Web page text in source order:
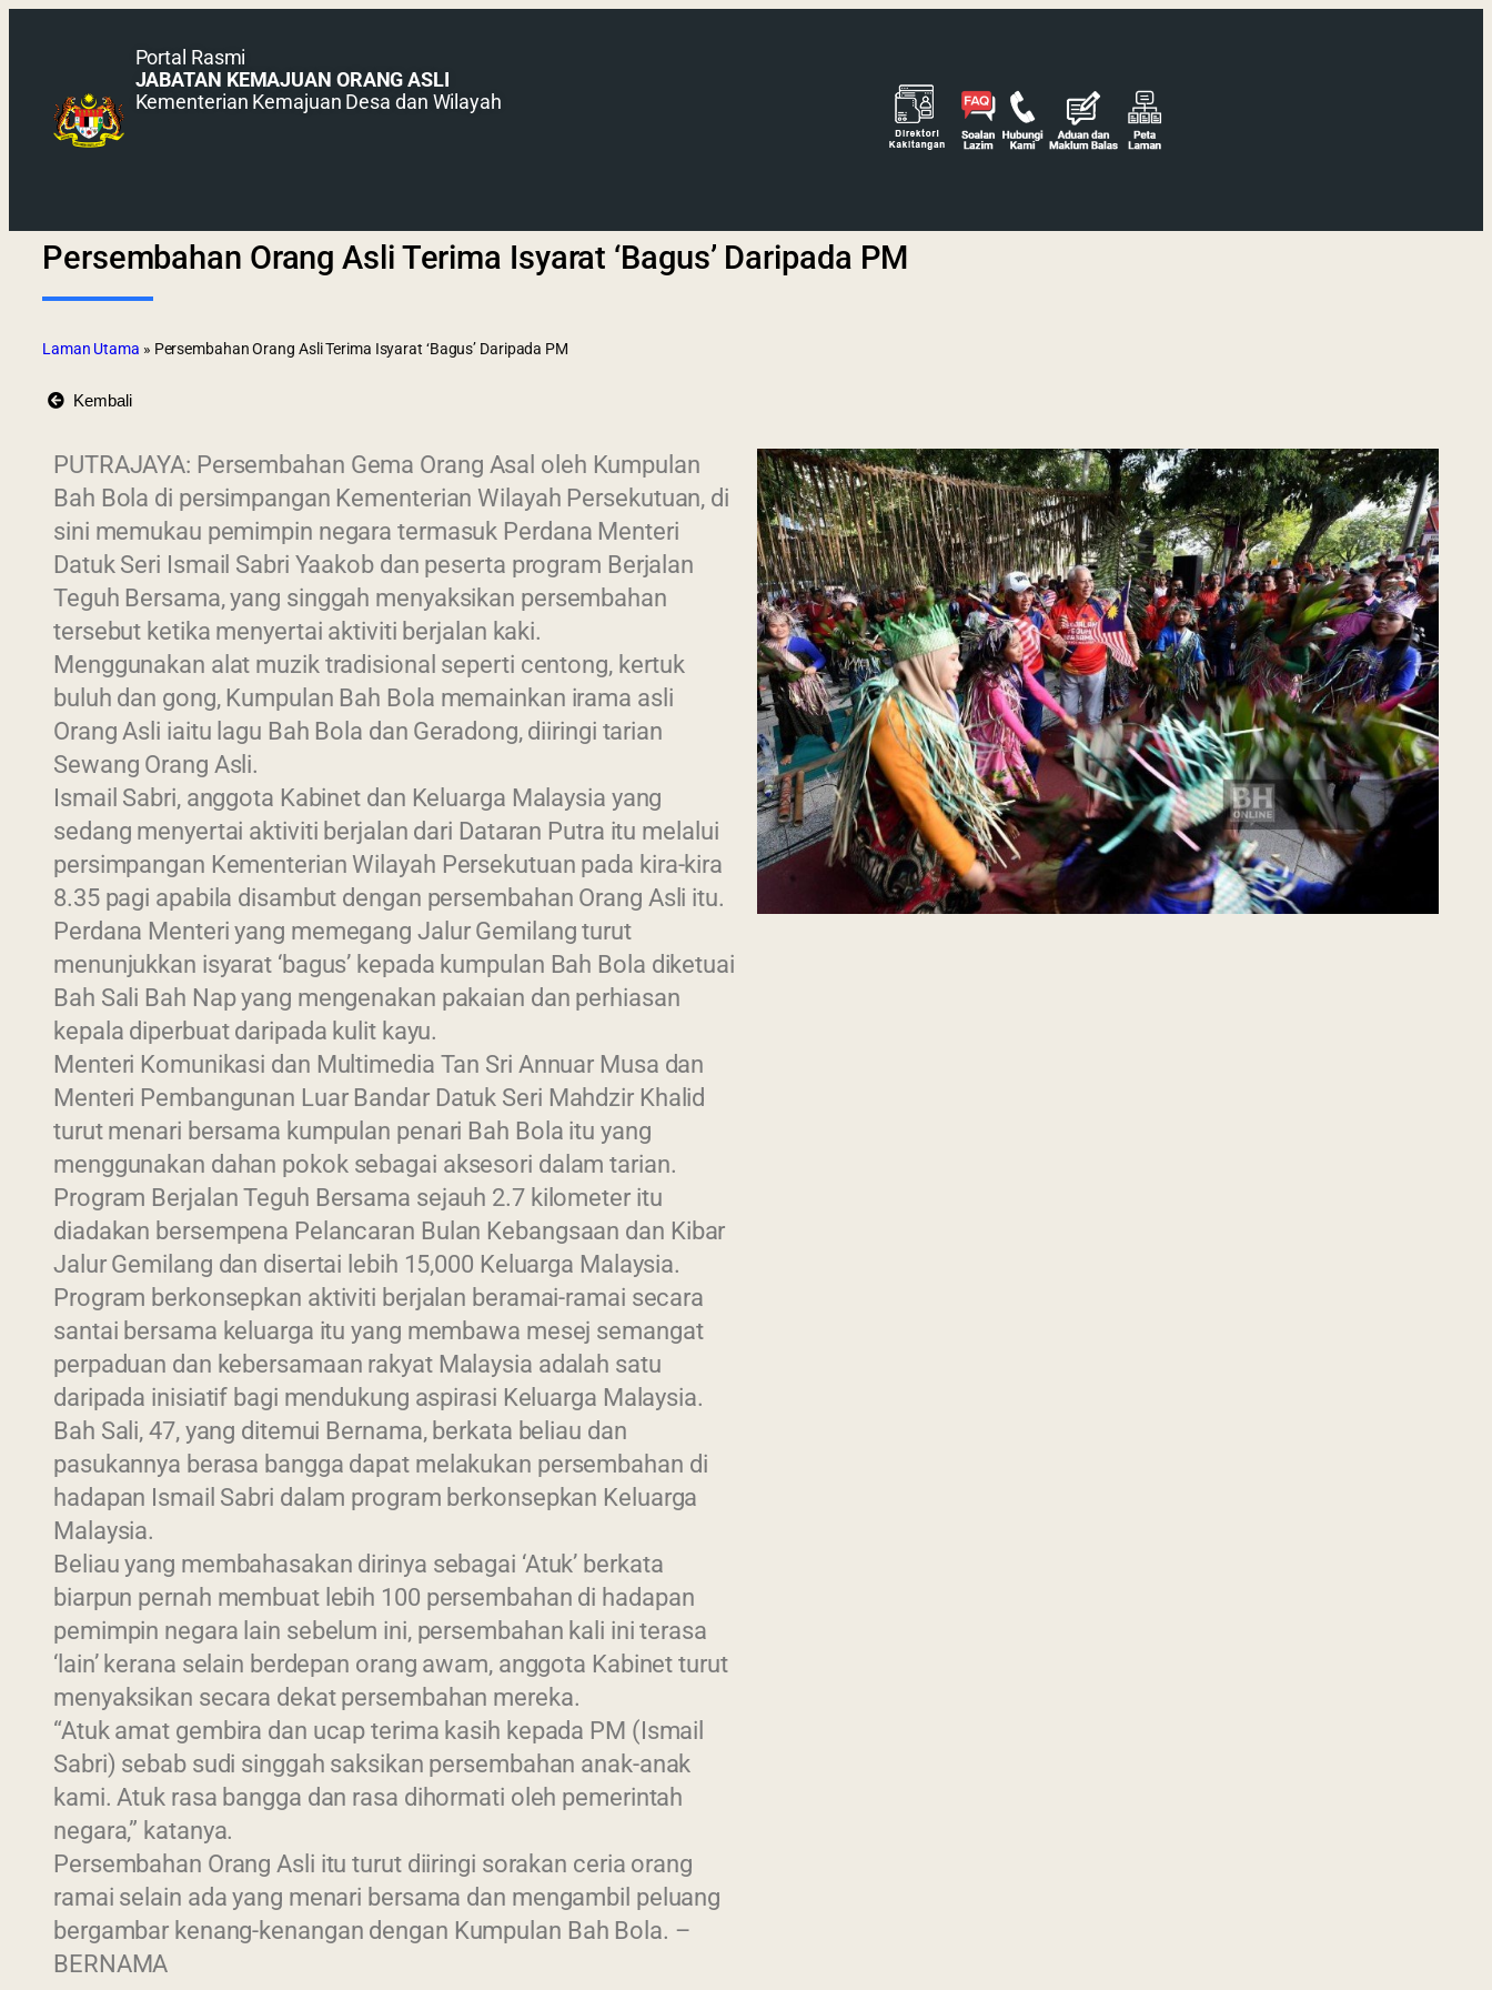
Portal Rasmi
JABATAN KEMAJUAN ORANG ASLI
Kementerian Kemajuan Desa dan Wilayah
Persembahan Orang Asli Terima Isyarat ‘Bagus’ Daripada PM
Laman Utama » Persembahan Orang Asli Terima Isyarat ‘Bagus’ Daripada PM
Kembali
PUTRAJAYA: Persembahan Gema Orang Asal oleh Kumpulan
Bah Bola di persimpangan Kementerian Wilayah Persekutuan, di
sini memukau pemimpin negara termasuk Perdana Menteri
Datuk Seri Ismail Sabri Yaakob dan peserta program Berjalan
Teguh Bersama, yang singgah menyaksikan persembahan
tersebut ketika menyertai aktiviti berjalan kaki.
Menggunakan alat muzik tradisional seperti centong, kertuk
buluh dan gong, Kumpulan Bah Bola memainkan irama asli
Orang Asli iaitu lagu Bah Bola dan Geradong, diiringi tarian
Sewang Orang Asli.
Ismail Sabri, anggota Kabinet dan Keluarga Malaysia yang
sedang menyertai aktiviti berjalan dari Dataran Putra itu melalui
persimpangan Kementerian Wilayah Persekutuan pada kira-kira
8.35 pagi apabila disambut dengan persembahan Orang Asli itu.
Perdana Menteri yang memegang Jalur Gemilang turut
menunjukkan isyarat ‘bagus’ kepada kumpulan Bah Bola diketuai
Bah Sali Bah Nap yang mengenakan pakaian dan perhiasan
kepala diperbuat daripada kulit kayu.
Menteri Komunikasi dan Multimedia Tan Sri Annuar Musa dan
Menteri Pembangunan Luar Bandar Datuk Seri Mahdzir Khalid
turut menari bersama kumpulan penari Bah Bola itu yang
menggunakan dahan pokok sebagai aksesori dalam tarian.
Program Berjalan Teguh Bersama sejauh 2.7 kilometer itu
diadakan bersempena Pelancaran Bulan Kebangsaan dan Kibar
Jalur Gemilang dan disertai lebih 15,000 Keluarga Malaysia.
Program berkonsepkan aktiviti berjalan beramai-ramai secara
santai bersama keluarga itu yang membawa mesej semangat
perpaduan dan kebersamaan rakyat Malaysia adalah satu
daripada inisiatif bagi mendukung aspirasi Keluarga Malaysia.
Bah Sali, 47, yang ditemui Bernama, berkata beliau dan
pasukannya berasa bangga dapat melakukan persembahan di
hadapan Ismail Sabri dalam program berkonsepkan Keluarga
Malaysia.
Beliau yang membahasakan dirinya sebagai ‘Atuk’ berkata
biarpun pernah membuat lebih 100 persembahan di hadapan
pemimpin negara lain sebelum ini, persembahan kali ini terasa
‘lain’ kerana selain berdepan orang awam, anggota Kabinet turut
menyaksikan secara dekat persembahan mereka.
“Atuk amat gembira dan ucap terima kasih kepada PM (Ismail
Sabri) sebab sudi singgah saksikan persembahan anak-anak
kami. Atuk rasa bangga dan rasa dihormati oleh pemerintah
negara,” katanya.
Persembahan Orang Asli itu turut diiringi sorakan ceria orang
ramai selain ada yang menari bersama dan mengambil peluang
bergambar kenang-kenangan dengan Kumpulan Bah Bola. –
BERNAMA
2022 © Jabatan Kemajuan Orang
Asli (JAKOA)
Dasar Privasi|
Dasar Keselamatan
| Peta Laman
Last Updated : 2 / 09 / 2022
11:17 PM
Paparan terbaik menggunakan browser versi terkini dengan